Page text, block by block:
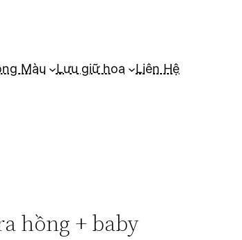
Màu Lưu giữ hoa Liên Hệ
hồng + baby